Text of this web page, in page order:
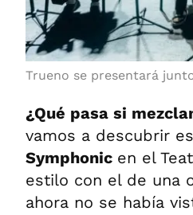
Trueno se presentará
¿Qué pasa si
vamos a descubrir
Symphonic en el
estilo con el de una
ahora no se había